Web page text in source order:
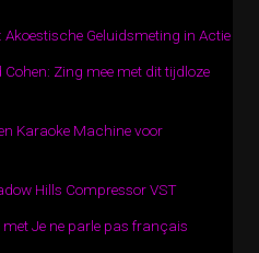
Geluidsmeting in Actie
Zing mee met dit tijdloze
Karaoke Machine voor
Hills Compressor VST
met Je ne parle pas français